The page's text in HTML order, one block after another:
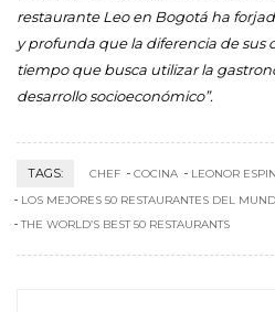
restaurante Leo en Bogotá ha
y profunda que la diferencia de sus
tiempo que busca utilizar la
desarrollo socioeconómico”.
TAGS: CHEF COCINA
LEONOR
LOS MEJORES 50 RESTAURANTES DEL
THE WORLD’S BEST 50 RESTAURANTS